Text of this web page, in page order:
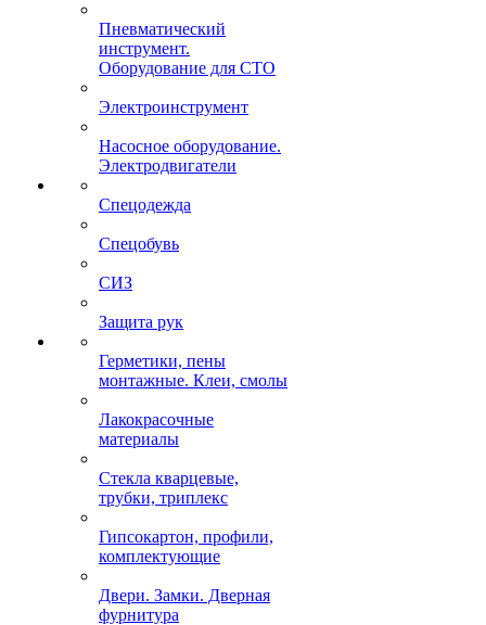
Пневматический
инструмент.
Оборудование для СТО
Электроинструмент
Насосное оборудование.
Электродвигатели
Спецодежда
Спецобувь
СИЗ
Защита рук
Герметики, пены
монтажные. Клеи, смолы
Лакокрасочные
материалы
Стекла кварцевые,
трубки, триплекс
Гипсокартон, профили,
комплектующие
Двери. Замки. Дверная
фурнитура